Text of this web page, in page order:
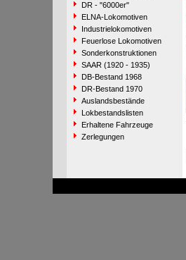
DR - "6000er"
ELNA-Lokomotiven
Industrielokomotiven
Feuerlose Lokomotiven
Sonderkonstruktionen
SAAR (1920 - 1935)
DB-Bestand 1968
DR-Bestand 1970
Auslandsbestände
Lokbestandslisten
Erhaltene Fahrzeuge
Zerlegungen